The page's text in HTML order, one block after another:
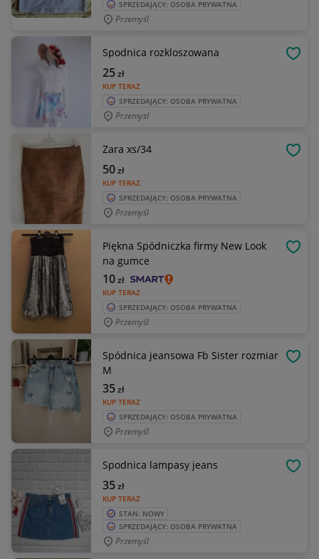
SPRZEDAJĄCY: OSOBA PRYWATNA
Przemyśl
Spodnica rozkloszowana
KUP TERAZ
25zł
SPRZEDAJĄCY: OSOBA PRYWATNA
Przemysl
Zara xs/34
KUP TERAZ
50zł
SPRZEDAJĄCY: OSOBA PRYWATNA
Przemyśl
Piękna Spódniczka firmy New Look
na gumce
KUP TERAZ
10zł
SPRZEDAJĄCY: OSOBA PRYWATNA
Przemyśl
Spódnica jeansowa Fb Sister rozmiar
M
KUP TERAZ
35zł
SPRZEDAJĄCY: OSOBA PRYWATNA
Przemyśl
Spodnica lampasy jeans
KUP TERAZ
35zł
STAN: NOWY
SPRZEDAJĄCY: OSOBA PRYWATNA
Przemyśl